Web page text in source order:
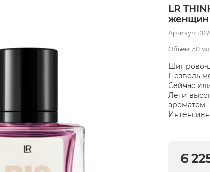
LR
женщин
Артикул:
Объем: 50 мл
Шипрово-
Позволь
Сейчас
Лети
ароматом
6